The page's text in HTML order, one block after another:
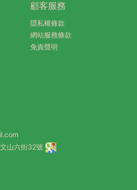
顧客服務
隱私權條款
網站服務條款
免責聲明
山六街32號